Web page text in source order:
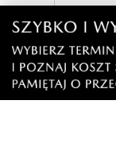
Michał
No
jest